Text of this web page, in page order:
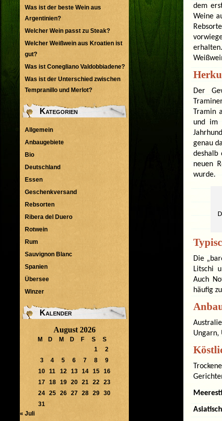
dem
Weine
Der
Tramin
und im
genau
deshalb
neuen
wurde.
Die
Litschi
Auch
häufig
Ungarn,
Was ist der beste Wein aus
Argentinien?
Welcher Wein passt zu Steak?
Welcher Weißwein aus Kroatien ist
gut?
Was ist Conegliano Valdobbiadene?
Was ist der Unterschied zwischen
Tempranillo und Merlot?
Kategorien
Allgemein
Anbaugebiete
Bio
Deutschland
Essen
Geschenkversand
Rebsorten
Ribera del Duero
Rotwein
Rum
Sauvignon Blanc
Spanien
Übersee
Winzer
Kalender
August 2026
M D M D F S
S
1
2
3
4 5 6 7 8
9
10 11 12 13 14 15
16
17 18 19 20 21 22
23
24 25 26 27 28 29
30
31
« Juli